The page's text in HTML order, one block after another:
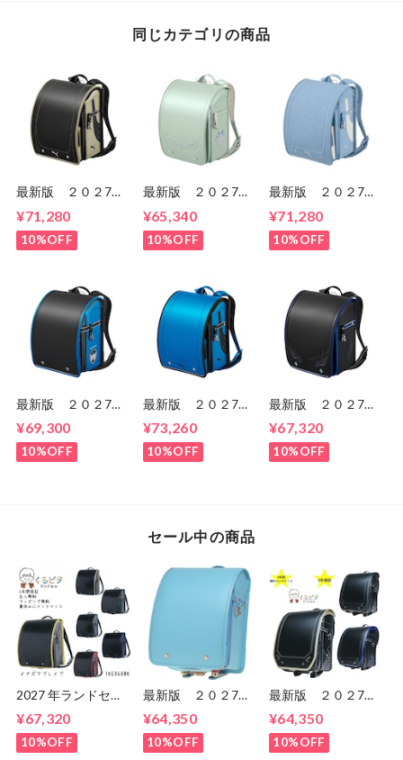
同じカテゴリの商品
最新版 ２０２7
ド PB27-1 男の
子 セイバンのラン
ドセル ６年間保
¥71,280
10%OFF
最新版 ２０２7
ブーケ
CB24G02 女の
子 セイバンのラン
証 送料無料
¥65,340
10%OFF
最新版 ２０２7
ド PBP27 男の
子 セイバンのラン
ドセル ６年間保
¥71,280
10%OFF
最新版 ２０２7
デルロイヤル ドラ
グーン 男の子
ランドセル セイバ
¥69,300
10%OFF
最新版 ２０２7
ド PB27 男の
子 セイバンのラン
ドセル ６年間保
¥73,260
10%OFF
最新版 ２０２7
ズ CB26B01 男
の子 セイバンのラ
ンドセル ６年間保
¥67,320
10%OFF
セール中の商品
2027 年ランドセル
ブレイブ ブくるピ
タランドセル
1ke8680k
¥67,320
10%OFF
最新版 ２０２7
タ 超ピタ おしゃ
れプレミアム
1KS5654K 女の
¥64,350
10%OFF
最新版 ２０２7
量 超ピカ スピー
ドライン ランドセ
ル 男の子
¥64,350
10%OFF